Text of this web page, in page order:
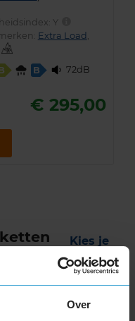
Over
Y
Extra Load ,
B 72dB
€ 295,00
Kies je
(inch)